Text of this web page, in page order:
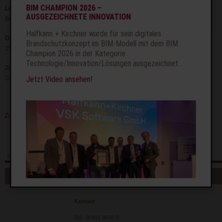
BIM CHAMPION 2026 –
AUSGEZEICHNETE INNOVATION
Halfkann + Kirchner wurde für sein digitales
Brandschutzkonzept im BIM-Modell mit dem BIM
Champion 2026 in der Kategorie
Technologie/Innovation/Lösungen ausgezeichnet.
Jetzt Video ansehen!
Leistung
Brandschutzkonzept
Geometrie
2003 bis 2007
Zurück
Seitenanfang Seite weiterempfehlen
Navigation
überspringen Sitemap Impressum